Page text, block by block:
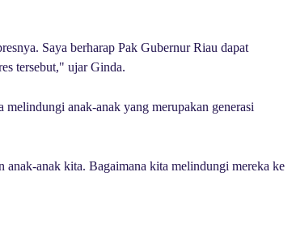
Saya berharap Pak Gubernur Riau dapat
tersebut," ujar Ginda.
anak-anak yang merupakan generasi
anak-anak kita. Bagaimana kita melindungi mereka ke